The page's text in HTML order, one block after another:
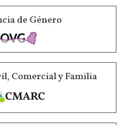
de Género
Comercial y Familia